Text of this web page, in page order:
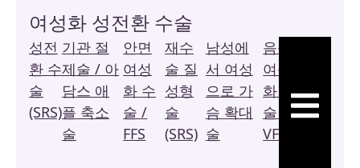
여성화 성전환 수술
성전
환 수
술
(SRS)
기관 절
제술 / 아
담스 애
플 축소
술
안면
여성
화 수
술 /
FFS
재수
술 질
성형
술
(SRS)
남성에
서 여성
으로 가
슴 확대
술
음성
여성
화 수
술 /
VFS
질
성
햄버거 토